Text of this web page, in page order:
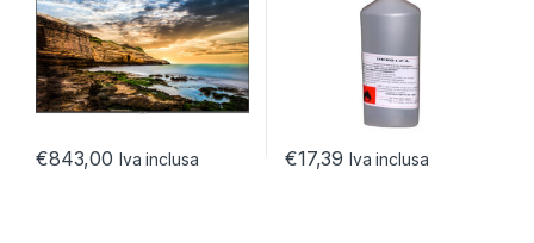
€843,00 Iva inclusa €17,39 Iva inclusa